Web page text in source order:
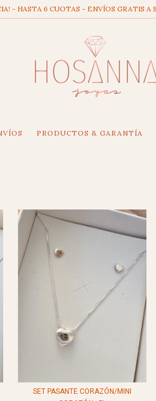
- HASTA 6 CUOTAS - ENVÍOS GRATIS A
PRODUCTOS & GARANTÍA
SET PASANTE CORAZÓN/MINI